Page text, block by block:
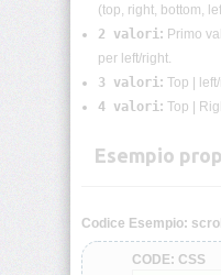
Commenti
accent-
color
align-
align-
items
(top, right, bottom,
2 valori: Primo
per left/right.
3 valori: Top |
4 valori: Top |
Esempio
Codice Esempio:
CODE: CSS